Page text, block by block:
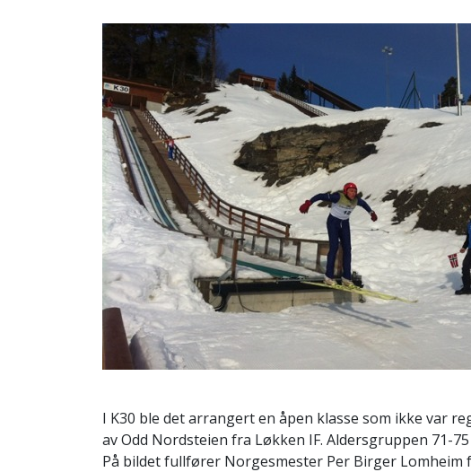
I K30 ble det arrangert en åpen klasse som ikke var
av Odd Nordsteien fra Løkken IF. Aldersgruppen 71-
På bildet fullfører Norgesmester Per Birger Lomheim